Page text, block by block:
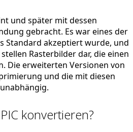
und später mit dessen
gebracht. Es war eines der
Standard akzeptiert wurde, und
Rasterbilder dar, die einen
Die erweiterten Versionen von
und die mit diesen
konvertieren?